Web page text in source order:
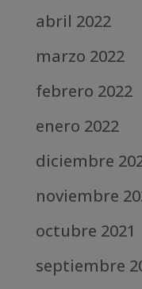
abril 2022
marzo 2022
febrero 2022
enero 2022
diciembre
noviembre
octubre 2021
septiembre